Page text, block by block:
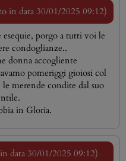
in data 30/01/2025 09:12)
porgo a tutti voi le
condoglianze..
donna accogliente
pomeriggi gioiosi col
merende condite dal suo
in Gloria.
data 30/01/2025 09:12)